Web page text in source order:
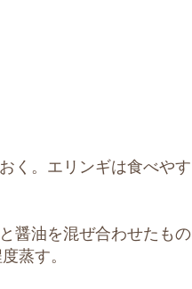
く。エリンギは食べやす
醤油を混ぜ合わせたもの
蒸す。